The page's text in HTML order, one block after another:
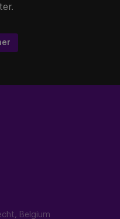
Belgium